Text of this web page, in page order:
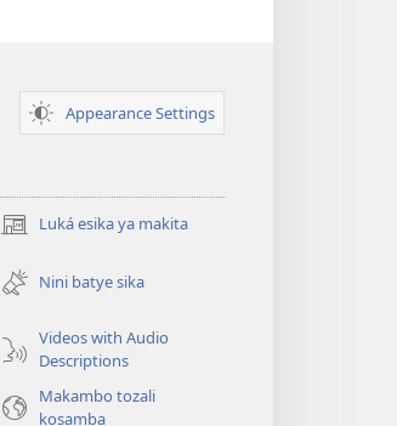
Appearance Settings
Luká esika ya makita
(fungolá
mosusu)Nini batye sika
Videos with Audio
Descriptions
Makambo tozali
kosamba